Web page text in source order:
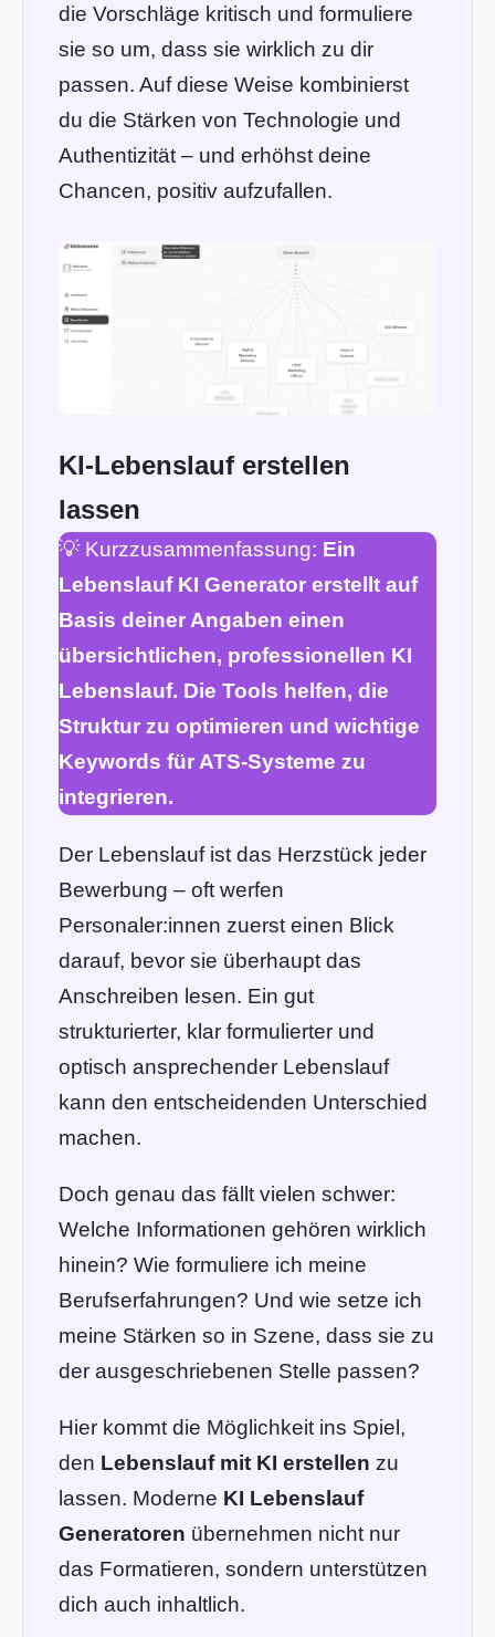
die Vorschläge kritisch und formuliere
sie so um, dass sie wirklich zu dir
passen. Auf diese Weise kombinierst
du die Stärken von Technologie und
Authentizität – und erhöhst deine
Chancen, positiv aufzufallen.
KI-Lebenslauf erstellen
lassen
💡 Kurzzusammenfassung: Ein
Lebenslauf KI Generator erstellt auf
Basis deiner Angaben einen
übersichtlichen, professionellen KI
Lebenslauf. Die Tools helfen, die
Struktur zu optimieren und wichtige
Keywords für ATS-Systeme zu
integrieren.
Der Lebenslauf ist das Herzstück jeder
Bewerbung – oft werfen
Personaler:innen zuerst einen Blick
darauf, bevor sie überhaupt das
Anschreiben lesen. Ein gut
strukturierter, klar formulierter und
optisch ansprechender Lebenslauf
kann den entscheidenden Unterschied
machen.
Doch genau das fällt vielen schwer:
Welche Informationen gehören wirklich
hinein? Wie formuliere ich meine
Berufserfahrungen? Und wie setze ich
meine Stärken so in Szene, dass sie zu
der ausgeschriebenen Stelle passen?
Hier kommt die Möglichkeit ins Spiel,
den Lebenslauf mit KI erstellen zu
lassen. Moderne KI Lebenslauf
Generatoren übernehmen nicht nur
das Formatieren, sondern unterstützen
dich auch inhaltlich.